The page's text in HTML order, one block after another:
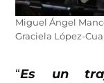
Miguel Ángel
Graciela López-
“Es un